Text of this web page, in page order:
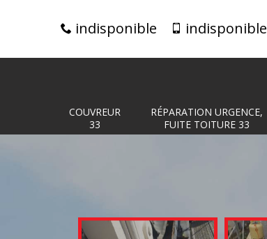
indisponible indisponible
COUVREUR
33
RÉPARATION URGENCE,
FUITE TOITURE 33